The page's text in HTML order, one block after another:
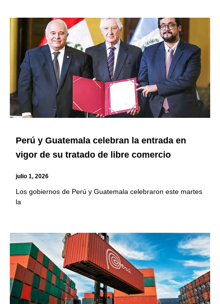
Perú y Guatemala celebran la entrada en
vigor de su tratado de libre comercio
julio 1, 2026
Los gobiernos de Perú y Guatemala celebraron este martes
la